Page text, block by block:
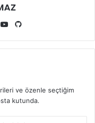
LinkedInYouTube
ve özenle seçtiğim
kutunda.